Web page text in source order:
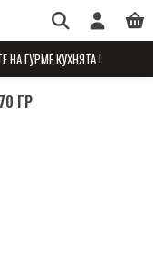
НА ГУРМЕ КУХНЯТА !
ГР